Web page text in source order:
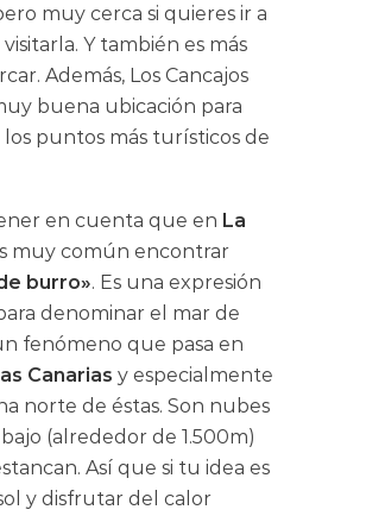
muy cerca si quieres ir a
Y también es más
Además, Los Cancajos
buena ubicación para
puntos más turísticos de
en cuenta que en La
muy común encontrar
burro». Es una expresión
denominar el mar de
fenómeno que pasa en
Canarias y especialmente
norte de éstas. Son nubes
(alrededor de 1.500m)
Así que si tu idea es
y disfrutar del calor